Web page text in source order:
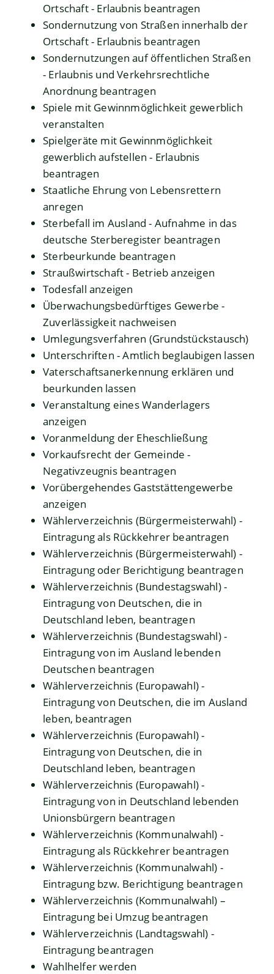
Ortschaft - Erlaubnis beantragen
Sondernutzung von Straßen innerhalb der
Ortschaft - Erlaubnis beantragen
Sondernutzungen auf öffentlichen Straßen
- Erlaubnis und Verkehrsrechtliche
Anordnung beantragen
Spiele mit Gewinnmöglichkeit gewerblich
veranstalten
Spielgeräte mit Gewinnmöglichkeit
gewerblich aufstellen - Erlaubnis
beantragen
Staatliche Ehrung von Lebensrettern
anregen
Sterbefall im Ausland - Aufnahme in das
deutsche Sterberegister beantragen
Sterbeurkunde beantragen
Straußwirtschaft - Betrieb anzeigen
Todesfall anzeigen
Überwachungsbedürftiges Gewerbe -
Zuverlässigkeit nachweisen
Umlegungsverfahren (Grundstückstausch)
Unterschriften - Amtlich beglaubigen lassen
Vaterschaftsanerkennung erklären und
beurkunden lassen
Veranstaltung eines Wanderlagers
anzeigen
Voranmeldung der Eheschließung
Vorkaufsrecht der Gemeinde -
Negativzeugnis beantragen
Vorübergehendes Gaststättengewerbe
anzeigen
Wählerverzeichnis (Bürgermeisterwahl) -
Eintragung als Rückkehrer beantragen
Wählerverzeichnis (Bürgermeisterwahl) -
Eintragung oder Berichtigung beantragen
Wählerverzeichnis (Bundestagswahl) -
Eintragung von Deutschen, die in
Deutschland leben, beantragen
Wählerverzeichnis (Bundestagswahl) -
Eintragung von im Ausland lebenden
Deutschen beantragen
Wählerverzeichnis (Europawahl) -
Eintragung von Deutschen, die im Ausland
leben, beantragen
Wählerverzeichnis (Europawahl) -
Eintragung von Deutschen, die in
Deutschland leben, beantragen
Wählerverzeichnis (Europawahl) -
Eintragung von in Deutschland lebenden
Unionsbürgern beantragen
Wählerverzeichnis (Kommunalwahl) -
Eintragung als Rückkehrer beantragen
Wählerverzeichnis (Kommunalwahl) -
Eintragung bzw. Berichtigung beantragen
Wählerverzeichnis (Kommunalwahl) –
Eintragung bei Umzug beantragen
Wählerverzeichnis (Landtagswahl) -
Eintragung beantragen
Wahlhelfer werden